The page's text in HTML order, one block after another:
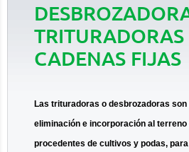
TRITURADORAS
CADENAS FIJAS
Las trituradoras o desbrozadoras
eliminación e incorporación al terreno
procedentes de cultivos y podas, para